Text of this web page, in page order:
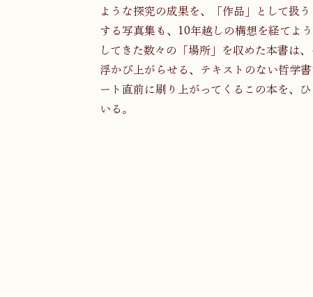
ような探究の成果を、「作品」として扱
する写真集も、10年越しの構想を経てよ
してきた数々の「場所」を収めた本書は
浮かび上がらせる、テキストのない哲学
ート直前に刷り上がってくるこの本を、
いる。